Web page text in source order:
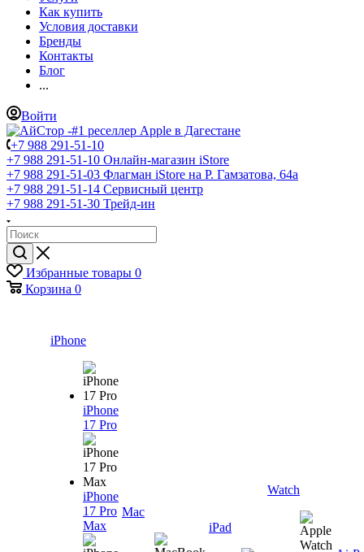
Как купить
Условия доставки
Бренды
Контакты
Блог
...
Войти
+7 988 291-51-10
+7 988 291-51-10 Онлайн-магазин iStore
+7 988 291-51-03 Флагман iStore на Р. Гамзатова, 64а
+7 988 291-51-14 Сервисный центр
+7 988 291-51-30 Трейд-ин
Избранные товары 0
Корзина 0
iPhone
iPhone
17 Pro
iPhone
17 Pro
Max
Mac
iPad
Watch